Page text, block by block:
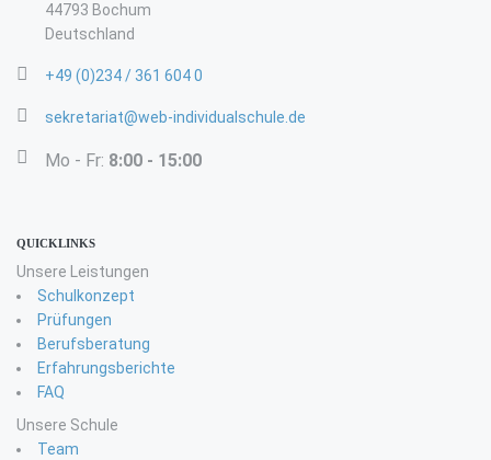
44793 Bochum
Deutschland
+49 (0)234 / 361 604 0
sekretariat@web-individualschule.de
Mo - Fr: 8:00 - 15:00
QUICKLINKS
Unsere Leistungen
Schulkonzept
Prüfungen
Berufsberatung
Erfahrungsberichte
FAQ
Unsere Schule
Team